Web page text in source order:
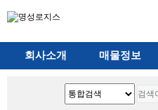
회사소개 매물정보